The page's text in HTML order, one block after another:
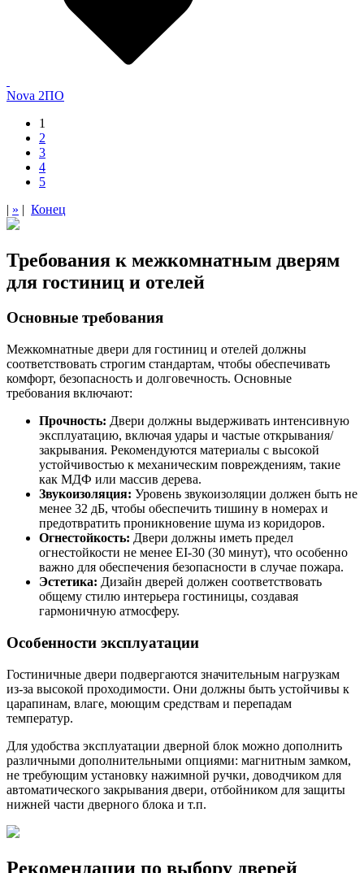
Nova 2ПО
1
2
3
4
5
| » | Конец
Требования к межкомнатным дверям
для гостиниц и отелей
Основные требования
Межкомнатные двери для гостиниц и отелей должны
соответствовать строгим стандартам, чтобы обеспечивать
комфорт, безопасность и долговечность. Основные
требования включают:
Прочность: Двери должны выдерживать интенсивную
эксплуатацию, включая удары и частые открывания/
закрывания. Рекомендуются материалы с высокой
устойчивостью к механическим повреждениям, такие
как МДФ или массив дерева.
Звукоизоляция: Уровень звукоизоляции должен быть не
менее 32 дБ, чтобы обеспечить тишину в номерах и
предотвратить проникновение шума из коридоров.
Огнестойкость: Двери должны иметь предел
огнестойкости не менее EI-30 (30 минут), что особенно
важно для обеспечения безопасности в случае пожара.
Эстетика: Дизайн дверей должен соответствовать
общему стилю интерьера гостиницы, создавая
гармоничную атмосферу.
Особенности эксплуатации
Гостиничные двери подвергаются значительным нагрузкам
из-за высокой проходимости. Они должны быть устойчивы к
царапинам, влаге, моющим средствам и перепадам
температур.
Для удобства эксплуатации дверной блок можно дополнить
различными дополнительными опциями: магнитным замком,
не требующим установку нажимной ручки, доводчиком для
автоматического закрывания двери, отбойником для защиты
нижней части дверного блока и т.п.
Рекомендации по выбору дверей